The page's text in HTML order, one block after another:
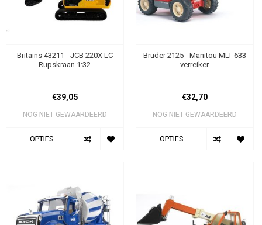
Britains 43211 - JCB 220X LC
Rupskraan 1:32
€39,05
NOG NIET GEWAARDEERD
OPTIES
Bruder 2125 - Manitou MLT 633
verreiker
€32,70
NOG NIET GEWAARDEERD
OPTIES